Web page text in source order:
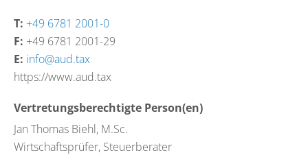
T: +49 6781 2001-0
F: +49 6781 2001-29
E: info@aud.tax
https://www.aud.tax
Vertretungsberechtigte Person(en)
Jan Thomas Biehl, M.Sc.
Wirtschaftsprüfer, Steuerberater